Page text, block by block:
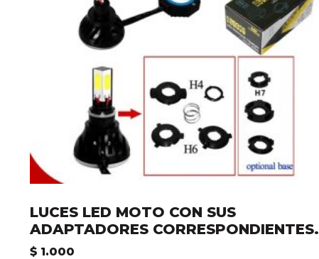
LUCES LED MOTO CON SUS
ADAPTADORES CORRESPONDIENTES.
$ 1.000